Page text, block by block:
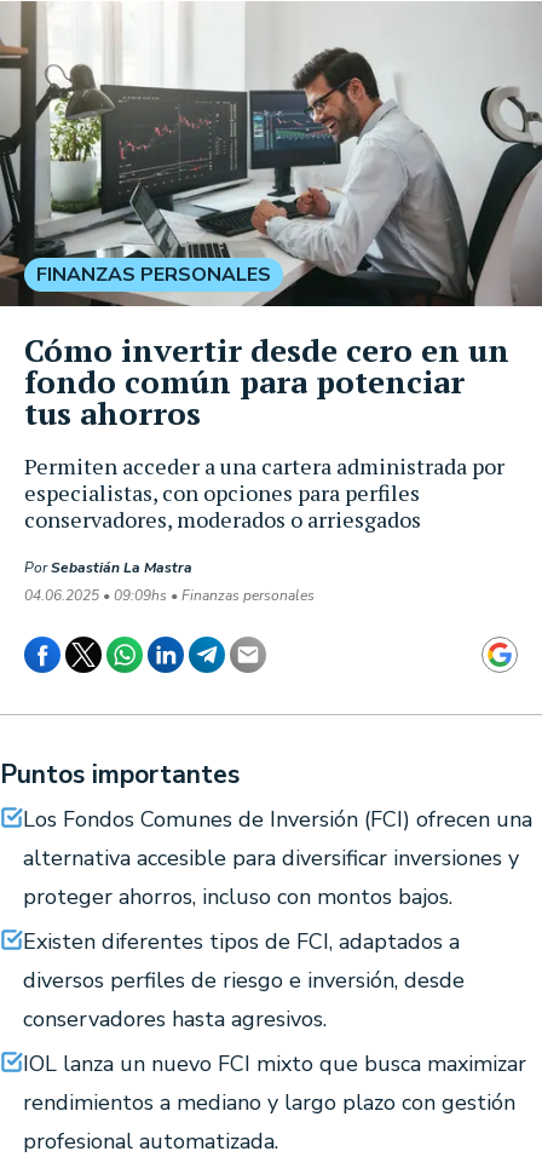
Permiten acceder a una cartera administrada por
especialistas, con opciones para perfiles
conservadores, moderados o arriesgados
PorSebastián La Mastra
04.06.2025 • 09:09hs • Finanzas personales
FINANZAS PERSONALES
Cómo invertir desde cero en un
fondo común para potenciar
tus ahorros
Puntos importantes
Los Fondos Comunes de Inversión (FCI) ofrecen una
alternativa accesible para diversificar inversiones y
proteger ahorros, incluso con montos bajos.
Existen diferentes tipos de FCI, adaptados a
diversos perfiles de riesgo e inversión, desde
conservadores hasta agresivos.
IOL lanza un nuevo FCI mixto que busca maximizar
rendimientos a mediano y largo plazo con gestión
profesional automatizada.